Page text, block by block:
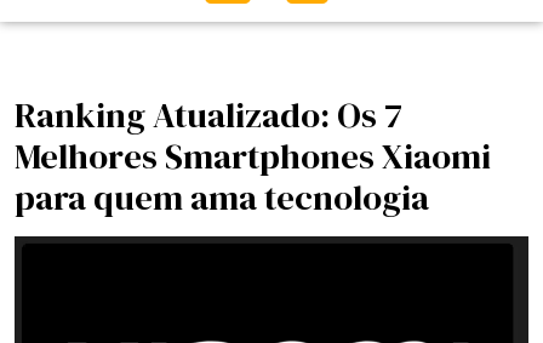
Ranking Atualizado: Os 7
Melhores Smartphones Xiaomi
para quem ama tecnologia